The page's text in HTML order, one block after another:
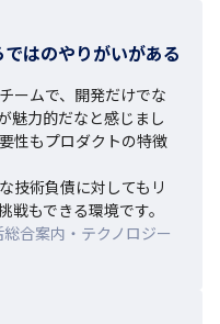
はのやりがいがある
ームで、開発だけでな
魅力的だなと感じまし
性もプロダクトの特徴
技術負債に対してもリ
もできる環境です。
合案内・テクノロジー